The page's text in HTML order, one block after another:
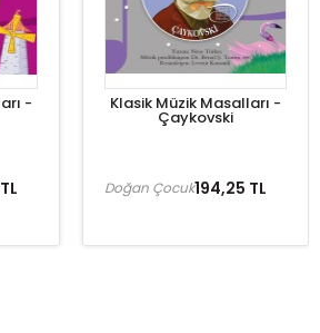
- Klasik Müzik Masalları -
Çaykovski
194,25 TL
Doğan Çocuk